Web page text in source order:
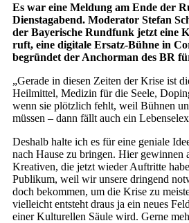
Es war eine Meldung am Ende der
Dienstagabend. Moderator Stefan
der Bayerische Rundfunk jetzt eine
ruft, eine digitale Ersatz-Bühne in
begründet der Anchorman des BR
„Gerade in diesen Zeiten der Krise ist
Heilmittel, Medizin für die Seele,
wenn sie plötzlich fehlt, weil Bühnen
müssen – dann fällt auch ein
Deshalb halte ich es für eine geniale
nach Hause zu bringen. Hier gewinnen
Kreativen, die jetzt wieder Auftritte
Publikum, weil wir unsere dringend
doch bekommen, um die Krise zu
vielleicht entsteht draus ja ein neues
einer Kulturellen Säule wird. Gerne